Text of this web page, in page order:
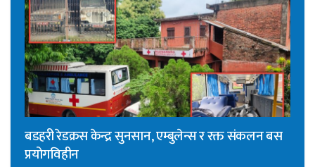
बडहरी रेडक्रस केन्द्र सुनसान, एम्बुलेन्स र रक्त संकलन बस
प्रयोगविहीन